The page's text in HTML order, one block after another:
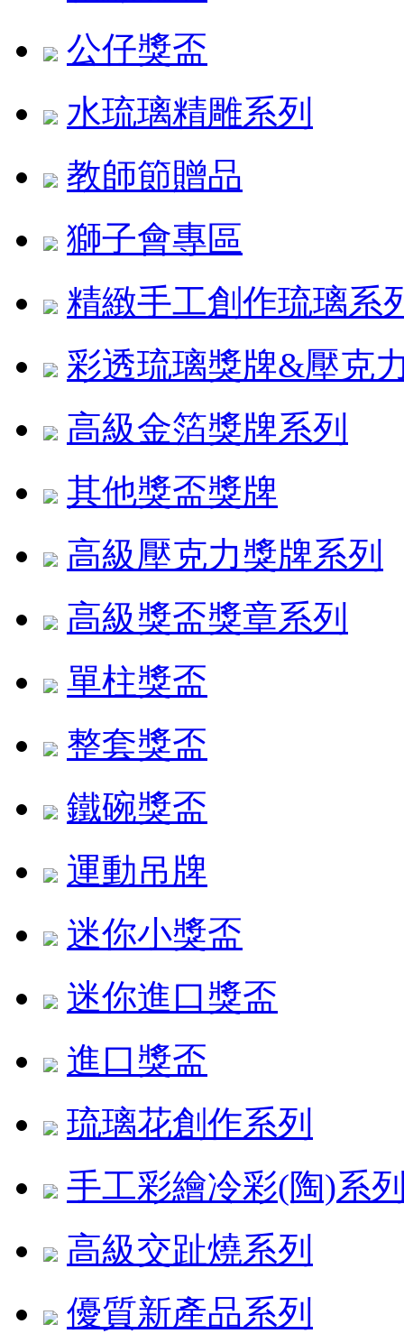
公仔獎盃
水琉璃精雕系列
教師節贈品
獅子會專區
精緻手工創作琉璃系
彩透琉璃獎牌&壓克
高級金箔獎牌系列
其他獎盃獎牌
高級壓克力獎牌系列
高級獎盃獎章系列
單柱獎盃
整套獎盃
鐵碗獎盃
運動吊牌
迷你小獎盃
迷你進口獎盃
進口獎盃
琉璃花創作系列
手工彩繪冷彩(陶)系
高級交趾燒系列
優質新產品系列